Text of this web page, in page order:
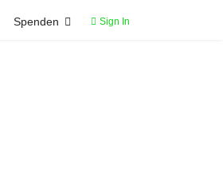
Spenden Sign In